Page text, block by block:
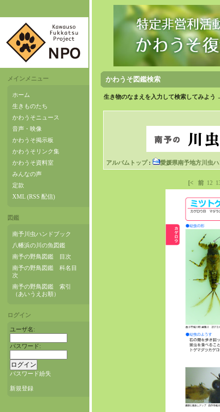
メインメニュー
ホーム
生きものたち
かわうそニュース
音声・映像
かわうそ掲示板
かわうそリンク集
かわうそ資料室
みんなの声
定款
XML (RSS 配信)
図鑑
南予川虫ハンドブック
八幡浜の川の魚図鑑
南予の野鳥図鑑 目次
南予の野鳥図鑑 科名目
次
南予の野鳥図鑑 索引
（あいうえお順）
ログイン
ユーザ名:
パスワード:
パスワード紛失
新規登録
かわうそ図鑑検索
生き物のなまえを入力して検索してみよう
アルバムトップ: 愛媛県南予地方川虫
[< 前 12